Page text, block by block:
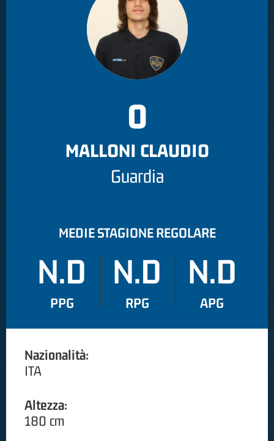
0
MALLONI CLAUDIO
Guardia
MEDIE STAGIONE REGOLARE
N.D
PPG
N.D
RPG
N.D
APG
Nazionalità:
ITA
Altezza:
180 cm